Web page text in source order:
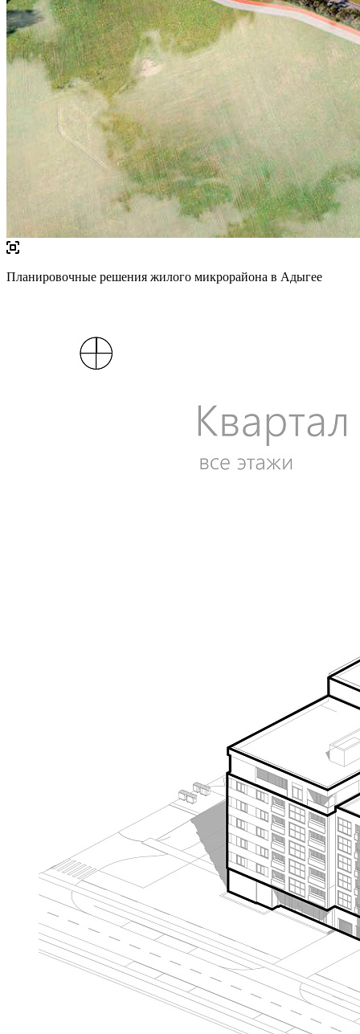
Планировочные решения жилого микрорайона в Адыгее